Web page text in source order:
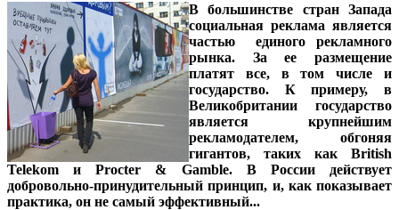
В большинстве стран Запада
социальная реклама является
частью единого рекламного
рынка. За ее размещение
платят все, в том числе и
государство. К примеру, в
Великобритании государство
является крупнейшим
рекламодателем, обгоняя
гигантов, таких как British
Telekom и Procter & Gamble. В России действует
добровольно-принудительный принцип, и, как показывает
практика, он не самый эффективный...